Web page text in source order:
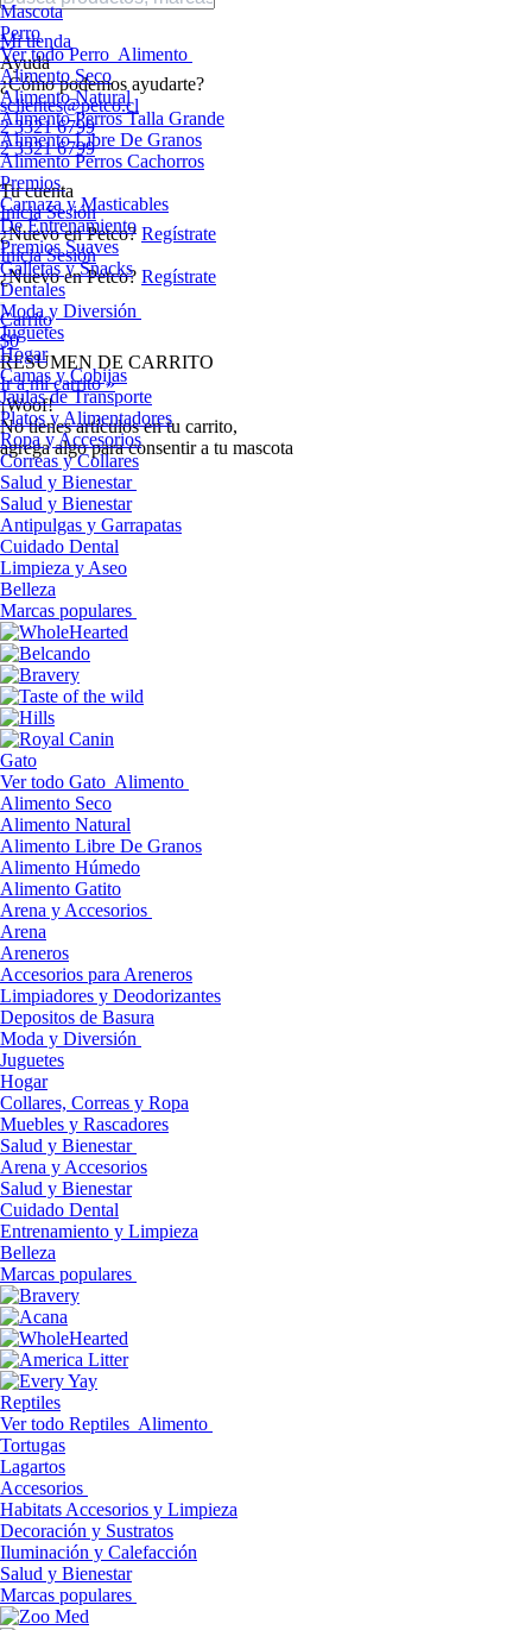
Mi tienda
Ayuda
¿Cómo podemos ayudarte?
sclientes@petco.cl
2 3321 6799
2 3321 6799
Tu cuenta
Inicia Sesión
¿Nuevo en Petco? Regístrate
Inicia Sesión
¿Nuevo en Petco? Regístrate
Carrito
$0
RESUMEN DE CARRITO
Ir a mi carrito »
¡Woof!
No tíenes artículos en tu carrito,
agrega algo para consentir a tu mascota
Mascota
Perro
Ver todo Perro Alimento
Alimento Seco
Alimento Natural
Alimento Perros Talla Grande
Alimento Libre De Granos
Alimento Perros Cachorros
Premios
Carnaza y Masticables
De Entrenamiento
Premios Suaves
Galletas y Snacks
Dentales
Moda y Diversión
Juguetes
Hogar
Camas y Cobijas
Jaulas de Transporte
Platos y Alimentadores
Ropa y Accesorios
Correas y Collares
Salud y Bienestar
Salud y Bienestar
Antipulgas y Garrapatas
Cuidado Dental
Limpieza y Aseo
Belleza
Marcas populares
Gato
Ver todo Gato Alimento
Alimento Seco
Alimento Natural
Alimento Libre De Granos
Alimento Húmedo
Alimento Gatito
Arena y Accesorios
Arena
Areneros
Accesorios para Areneros
Limpiadores y Deodorizantes
Depositos de Basura
Moda y Diversión
Juguetes
Hogar
Collares, Correas y Ropa
Muebles y Rascadores
Salud y Bienestar
Arena y Accesorios
Salud y Bienestar
Cuidado Dental
Entrenamiento y Limpieza
Belleza
Marcas populares
Reptiles
Ver todo Reptiles Alimento
Tortugas
Lagartos
Accesorios
Habitats Accesorios y Limpieza
Decoración y Sustratos
Iluminación y Calefacción
Salud y Bienestar
Marcas populares